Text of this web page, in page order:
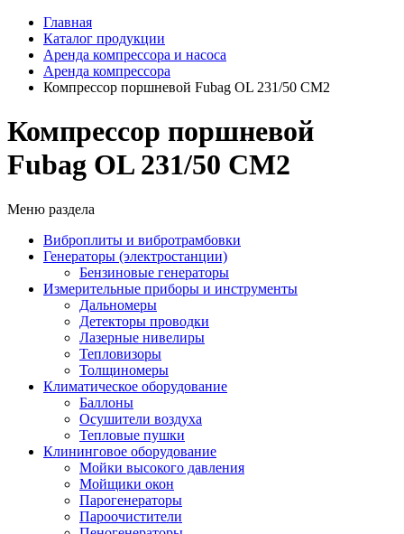
Главная
Каталог продукции
Аренда компрессора и насоса
Аренда компрессора
Компрессор поршневой Fubag OL 231/50 CM2
Компрессор поршневой
Fubag OL 231/50 CM2
Меню раздела
Виброплиты и вибротрамбовки
Генераторы (электростанции)
Бензиновые генераторы
Измерительные приборы и инструменты
Дальномеры
Детекторы проводки
Лазерные нивелиры
Тепловизоры
Толщиномеры
Климатическое оборудование
Баллоны
Осушители воздуха
Тепловые пушки
Клининговое оборудование
Мойки высокого давления
Мойщики окон
Парогенераторы
Пароочистители